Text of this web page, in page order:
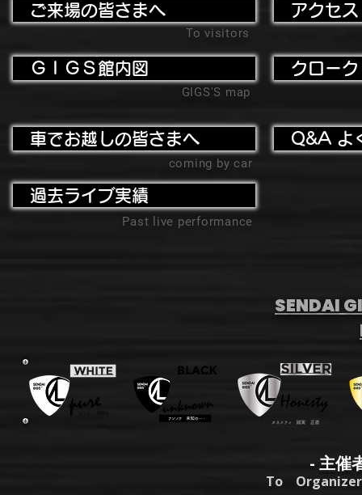
ご来場の皆さまへ
To visitors
ＧＩＧＳ館内図
GIGS'S map
アクセ
クローク
車でお越しの皆さまへ
coming by car
過去ライブ実績
Past live performance
Q&A よ
SENDAI
- 主催
To